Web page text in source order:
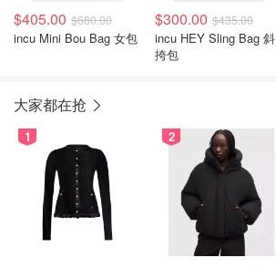
$405.00 $680.00
incu Mini Bou Bag 女包
$300.00 $435.00
incu HEY Sling Bag 斜
挎包
大家都在抢
1 2